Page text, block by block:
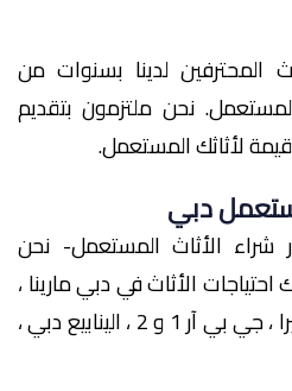
المحترفين لدينا بسنوات من
نحن ملتزمون بتقديم
لأثاثك المستعمل.
دبي
الأثاث المستعمل- نحن
الأثاث في دبي مارينا ،
أبراج بحيرة جميرا ، نخلة جميرا ، جي بي آر 1 و 2 ، الينابيع دبي ،